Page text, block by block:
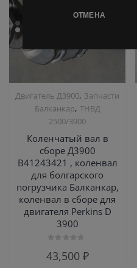
ОТМЕНА
Двигатель Д3900, Запчасти
Балканкар, ТНВД
2500/3900
Коленчатый вал в
сборе Д3900
B41243421 , коленвал
для болгарского
погрузчика Балканкар,
коленвал в сборе для
двигателя Perkins D
3900
0
43,500 ₽